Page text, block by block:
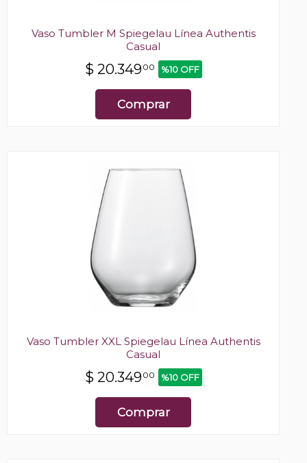
Vaso Tumbler M Spiegelau Línea Authentis
Casual
$ 20.34900 %10 OFF
Comprar
Vaso Tumbler XXL Spiegelau Línea Authentis
Casual
$ 20.34900 %10 OFF
Comprar